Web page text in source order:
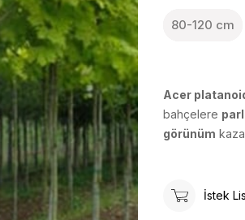
80-120 cm
Acer
bahçelere
görünüm
İstek